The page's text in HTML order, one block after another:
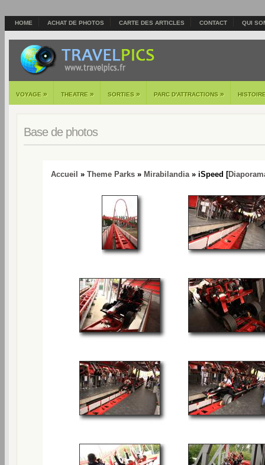
HOME ACHAT DE PHOTOS CARTE DES ARTICLES CONTACT QUI
VOYAGE » THEATRE » SORTIES » PARC D'ATTRACTIONS »
Base de photos
Accueil » Theme Parks » Mirabilandia» iSpeed [